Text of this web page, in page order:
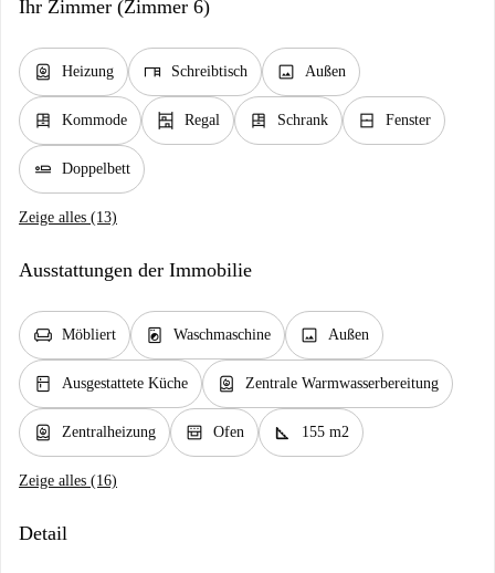
Ihr Zimmer (Zimmer 6)
water_heater Heizung desk Schreibtisch image Außen
dresser Kommode shelves Regal dresser Schrank window_closed Fenster
airline_seat_flat Doppelbett
Zeige alles (13)
Ausstattungen der Immobilie
chair Möbliert local_laundry_service Waschmaschine image Außen
kitchen Ausgestattete Küche water_heater Zentrale Warmwasserbereitung
water_heater Zentralheizung oven_gen Ofen square_foot 155 m2
Zeige alles (16)
Detail